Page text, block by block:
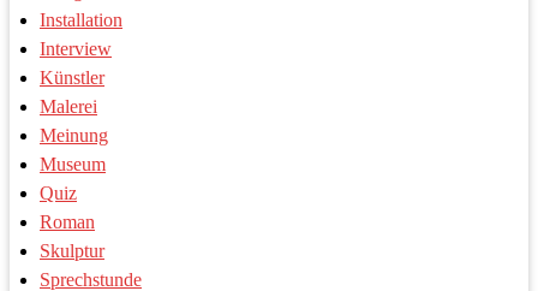
Installation
Interview
Künstler
Malerei
Meinung
Museum
Quiz
Roman
Skulptur
Sprechstunde